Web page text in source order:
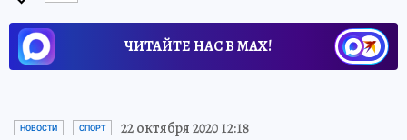
ЧИТАЙТЕ НАС В МАХ!
НОВОСТИ СПОРТ 22 октября 2020 12:18